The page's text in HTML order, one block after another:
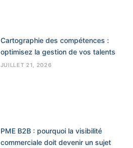
Cartographie des compétences :
optimisez la gestion de vos talents
JUILLET 21, 2026
PME B2B : pourquoi la visibilité
commerciale doit devenir un sujet